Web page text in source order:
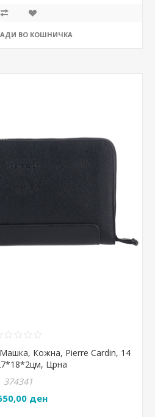
ВО КОШНИЧКА
Кожна, Pierre Cardin, 14
Црна
374341
ден